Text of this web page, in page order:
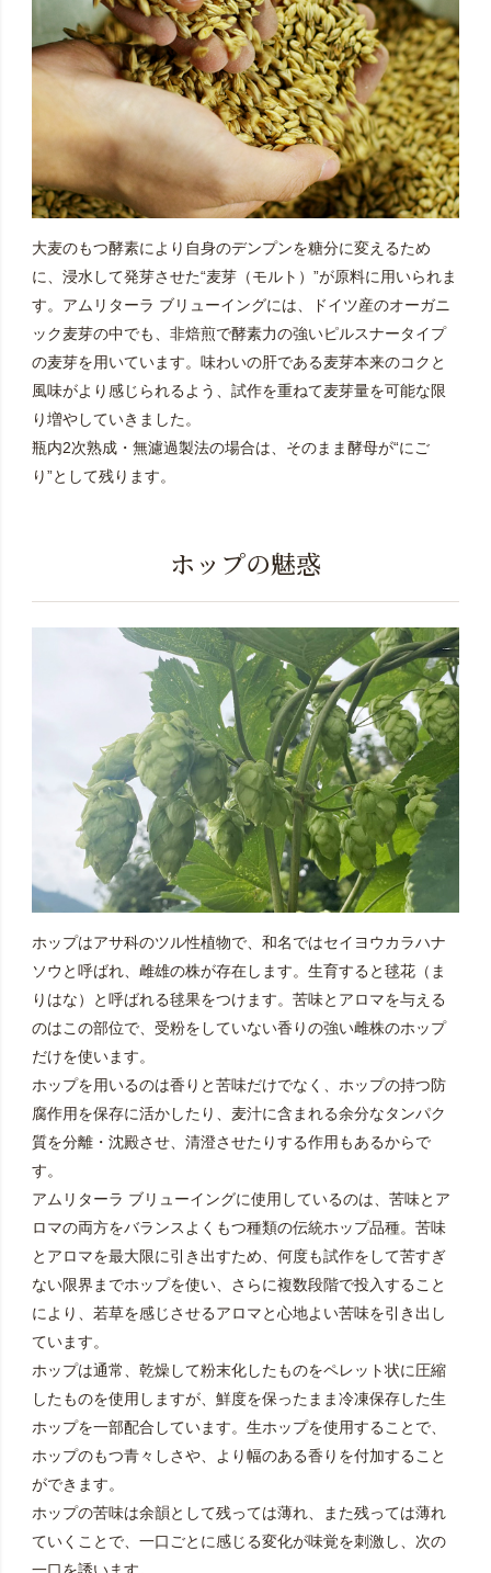
大麦のもつ酵素により自身のデンプンを糖分に変えるため
に、浸水して発芽させた“麦芽（モルト）”が原料に用いられま
す。アムリターラ ブリューイングには、ドイツ産のオーガニ
ック麦芽の中でも、非焙煎で酵素力の強いピルスナータイプ
の麦芽を用いています。味わいの肝である麦芽本来のコクと
風味がより感じられるよう、試作を重ねて麦芽量を可能な限
り増やしていきました。
瓶内2次熟成・無濾過製法の場合は、そのまま酵母が“にご
り”として残ります。
ホップの魅惑
ホップはアサ科のツル性植物で、和名ではセイヨウカラハナ
ソウと呼ばれ、雌雄の株が存在します。生育すると毬花（ま
りはな）と呼ばれる毬果をつけます。苦味とアロマを与える
のはこの部位で、受粉をしていない香りの強い雌株のホップ
だけを使います。
ホップを用いるのは香りと苦味だけでなく、ホップの持つ防
腐作用を保存に活かしたり、麦汁に含まれる余分なタンパク
質を分離・沈殿させ、清澄させたりする作用もあるからで
す。
アムリターラ ブリューイングに使用しているのは、苦味とア
ロマの両方をバランスよくもつ種類の伝統ホップ品種。苦味
とアロマを最大限に引き出すため、何度も試作をして苦すぎ
ない限界までホップを使い、さらに複数段階で投入すること
により、若草を感じさせるアロマと心地よい苦味を引き出し
ています。
ホップは通常、乾燥して粉末化したものをペレット状に圧縮
したものを使用しますが、鮮度を保ったまま冷凍保存した生
ホップを一部配合しています。生ホップを使用することで、
ホップのもつ青々しさや、より幅のある香りを付加すること
ができます。
ホップの苦味は余韻として残っては薄れ、また残っては薄れ
ていくことで、一口ごとに感じる変化が味覚を刺激し、次の